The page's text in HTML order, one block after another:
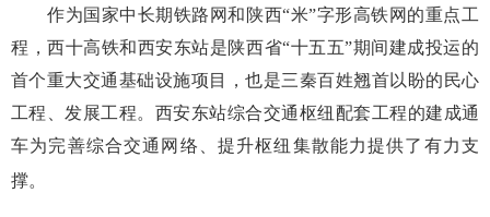
作为国家中长期铁路网和陕西“米”字形高铁网的重点工
程，西十高铁和西安东站是陕西省“十五五”期间建成投运的
首个重大交通基础设施项目，也是三秦百姓翘首以盼的民心
工程、发展工程。西安东站综合交通枢纽配套工程的建成通
车为完善综合交通网络、提升枢纽集散能力提供了有力支
撑。